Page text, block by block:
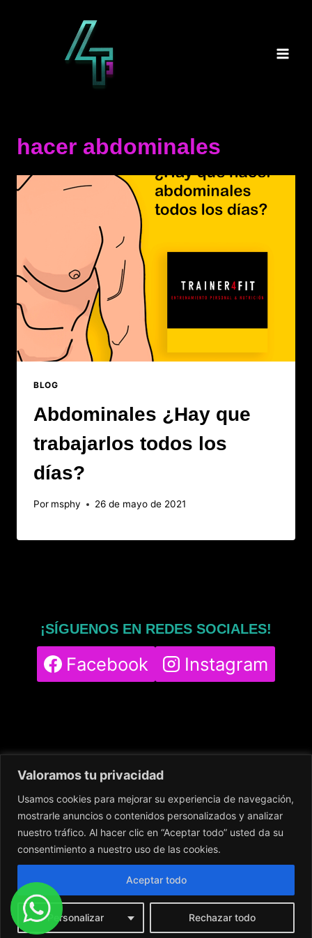
Valoramos tu privacidad
Usamos cookies para mejorar su experiencia de navegación,
mostrarle anuncios o contenidos personalizados y analizar
nuestro tráfico. Al hacer clic en “Aceptar todo” usted da su
consentimiento a nuestro uso de las cookies.
Personalizar Rechazar todo
Aceptar todo
hacer abdominales
BLOG
Abdominales ¿Hay que
trabajarlos todos los
días?
Por msphy 26 de mayo de 2021
¡SÍGUENOS EN REDES SOCIALES!
Facebook Instagram
Home Servicios
Nuestro Centro
Contacto
Blog
Política de cookies
Política de privacidad
Aviso legal
© 2024 DigitalingWolf